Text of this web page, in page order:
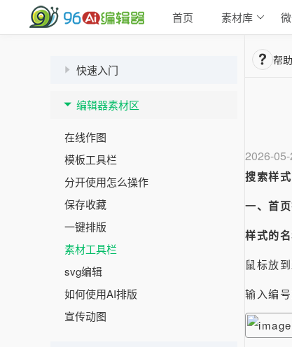
首页 素材库
快速入门
编辑器素材区
在线作图
模板工具栏
分开使用怎么操作
保存收藏
一键排版
素材工具栏
svg编辑
如何使用AI排版
宣传动图
帮
2026-
搜索样式
一、首
样式的
鼠标放
输入编